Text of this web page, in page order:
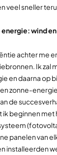
veel sneller
wind
achter me
Ik zal
en daarna op
zonne-
de
beginnen met
panelen van
installeerden